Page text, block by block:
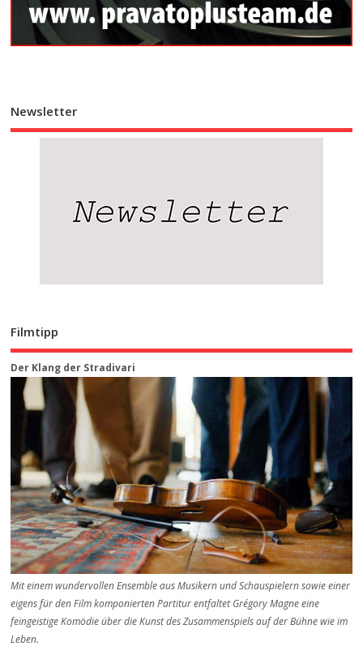
Newsletter
Filmtipp
Der Klang der Stradivari
Mit einem wundervollen Ensemble aus Musikern und Schauspielern sowie einer
eigens für den Film komponierten Partitur entfaltet Grégory Magne eine
feingeistige Komödie über die Kunst des Zusammenspiels auf der Bühne wie im
Leben.